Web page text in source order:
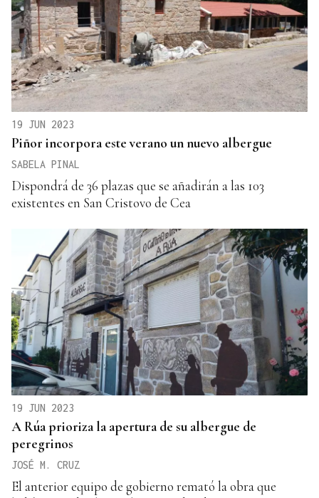
19 JUN 2023
Piñor incorpora este verano un nuevo albergue
SABELA PINAL
Dispondrá de 36 plazas que se añadirán a las 103
existentes en San Cristovo de Cea
19 JUN 2023
A Rúa prioriza la apertura de su albergue de
peregrinos
JOSÉ M. CRUZ
El anterior equipo de gobierno remató la obra que